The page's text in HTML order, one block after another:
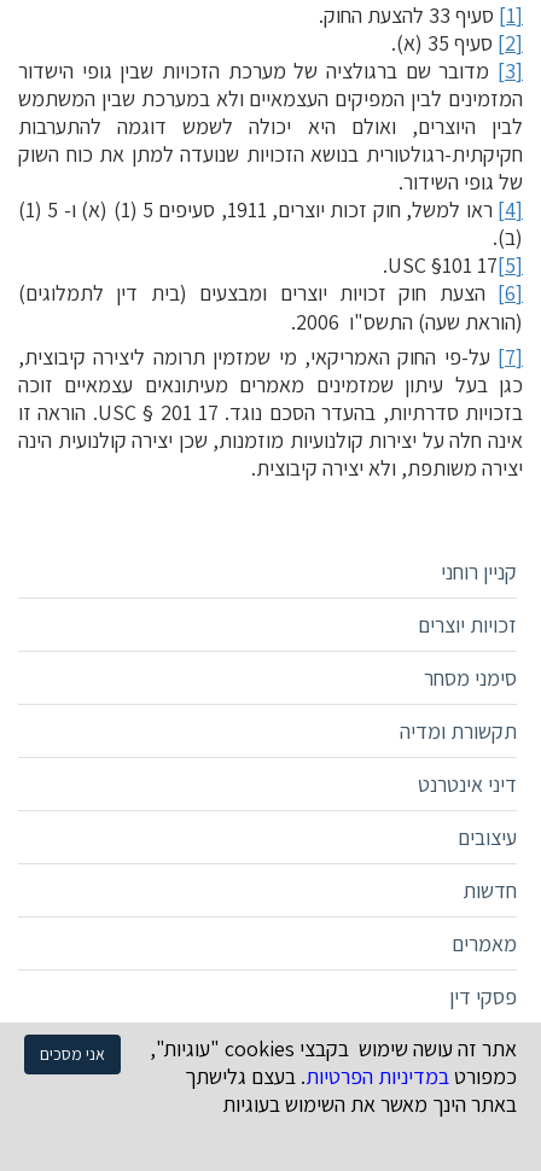
[1]
סעיף 33 להצעת החוק.
[2]
סעיף 35 (א).
[3]
מדובר שם ברגולציה של מערכת הזכויות שבין גופי הישדור
המזמינים לבין המפיקים העצמאיים ולא במערכת שבין המשתמש
לבין היוצרים, ואולם היא יכולה לשמש דוגמה להתערבות
חקיקתית-רגולטורית בנושא הזכויות שנועדה למתן את כוח השוק
של גופי השידור.
[4]
ראו למשל, חוק זכות יוצרים, 1911, סעיפים 5 (1) (א) ו- 5 (1)
(ב).
[5]
17 USC §101.
[6]
הצעת חוק זכויות יוצרים ומבצעים (בית דין לתמלוגים)
(הוראת שעה) התשס"ו  2006.
[7]
על-פי החוק האמריקאי, מי שמזמין תרומה ליצירה קיבוצית,
כגן בעל עיתון שמזמינים מאמרים מעיתונאים עצמאיים זוכה
בזכויות סדרתיות, בהעדר הסכם נוגד. 17 USC § 201. הוראה זו
אינה חלה על יצירות קולנועיות מוזמנות, שכן יצירה קולנועית הינה
יצירה משותפת, ולא יצירה קיבוצית.
קניין רוחני
זכויות יוצרים
סימני מסחר
תקשורת ומדיה
דיני אינטרנט
עיצובים
חדשות
מאמרים
פסקי דין
ארכיון
צור קשר
אני מסכים
אתר זה עושה שימוש בקבצי cookies "עוגיות",
כמפורטבמדיניות הפרטיות. בעצם גלישתך
באתר הינך מאשר את השימוש בעוגיות